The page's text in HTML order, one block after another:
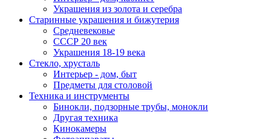
Украшения из золота и серебра
Старинные украшения и бижутерия
Средневековье
СССР 20 век
Украшения 18-19 века
Стекло, хрусталь
Интерьер - дом, быт
Предметы для столовой
Техника и инструменты
Бинокли, подзорные трубы, монокли
Другая техника
Кинокамеры